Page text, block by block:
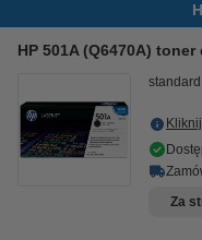
HP 501A (Q6470A)
standard
Za